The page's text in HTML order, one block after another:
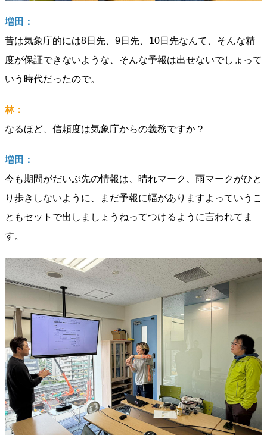
増田：
昔は気象庁的には8日先、9日先、10日先なんて、そんな精
度が保証できないような、そんな予報は出せないでしょって
いう時代だったので。
林：
なるほど、信頼度は気象庁からの義務ですか？
増田：
今も期間がだいぶ先の情報は、晴れマーク、雨マークがひと
り歩きしないように、まだ予報に幅がありますよっていうこ
ともセットで出しましょうねってつけるように言われてま
す。